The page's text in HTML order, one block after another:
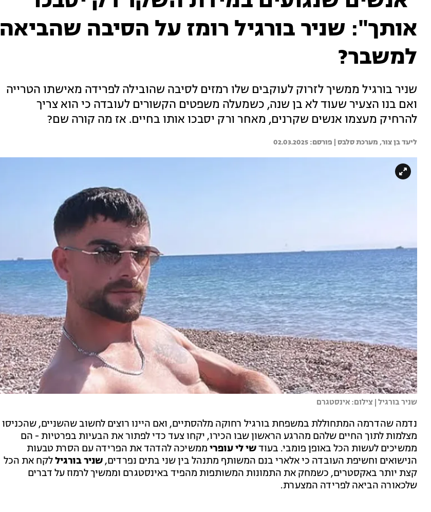
אותך": שניר בורגיל רומז על הסיבה שהביאה
למשבר?
שניר בורגיל ממשיך לזרוק לעוקבים שלו רמזים לסיבה שהובילה לפרידה מאישתו הטרייה
ואם בנו הצעיר שעוד לא בן שנה, כשמעלה משפטים הקשורים לעובדה כי הוא צריך
להרחיק מעצמו אנשים שקרנים, מאחר ורק יסבכו אותו בחיים. אז מה קורה שם?
ליעד בן צור, מערכת סלבס | 02.03.2025
שניר בורגיל | צילום: אינסטגרם
נדמה שהדרמה המתחוללת במשפחת בורגיל רחוקה מלהסתיים, ואם היינו רוצים לחשוב שהשניים, שהכניסו
מצלמות לתוך החיים שלהם מהרגע הראשון שבו הכירו, יקחו צעד כדי לפתור את הבעיות בפרטיות - הם
ממשיכים לעשות הכל באופן פומבי. בעודשי לי עופרי ממשיכה להדהד את הפרידה עם הסרת טבעות
הנישואים וחשיפת העובדה כי אלארי בנם המשותף מתנהל בין שני בתים נפרדים,שניר בורגיללקח את הכל
קצת יותר באקסטרים, כשמחק את התמונות המשותפות מהפיד באינסטגרם וממשיך לרמוז על דברים
שלכאורה הביאה לפרידה המצערת.